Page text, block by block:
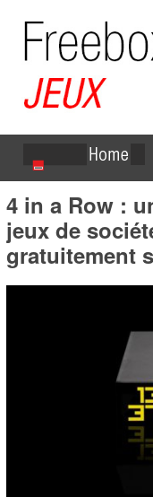
4 in a Row :
jeux de
gratuitement